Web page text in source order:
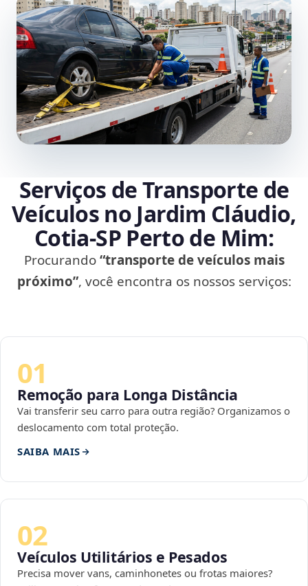
Serviços de Transporte de
Veículos no Jardim Cláudio,
Cotia‑SP Perto de Mim:
Procurando“transporte de veículos mais
próximo”, você encontra os nossos serviços:
01
Remoção para Longa Distância
Vai transferir seu carro para outra região? Organizamos o
deslocamento com total proteção.
SAIBA MAIS
02
Veículos Utilitários e Pesados
Precisa mover vans, caminhonetes ou frotas maiores?